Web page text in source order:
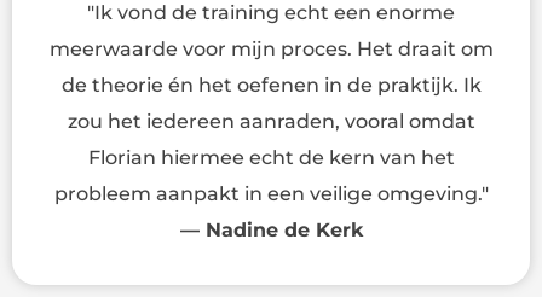
"Ik vond de training echt een enorme
meerwaarde voor mijn proces. Het draait om
de theorie én het oefenen in de praktijk. Ik
zou het iedereen aanraden, vooral omdat
Florian hiermee echt de kern van het
probleem aanpakt in een veilige omgeving."
— Nadine de Kerk